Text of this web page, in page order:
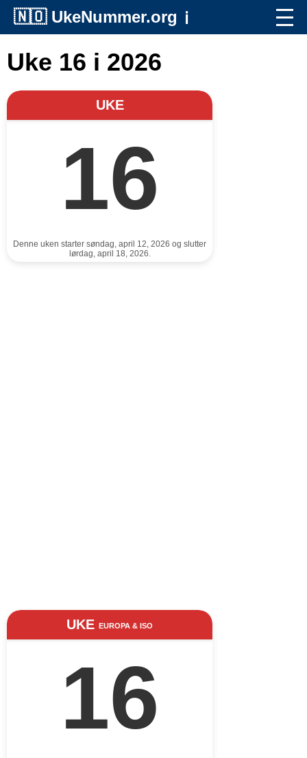
🇳🇴 UkeNummer.org ℹ️
Uke 16 i 2026
UKE
16
Denne uken starter søndag, april 12, 2026 og slutter
lørdag, april 18, 2026.
UKE EUROPA & ISO
16